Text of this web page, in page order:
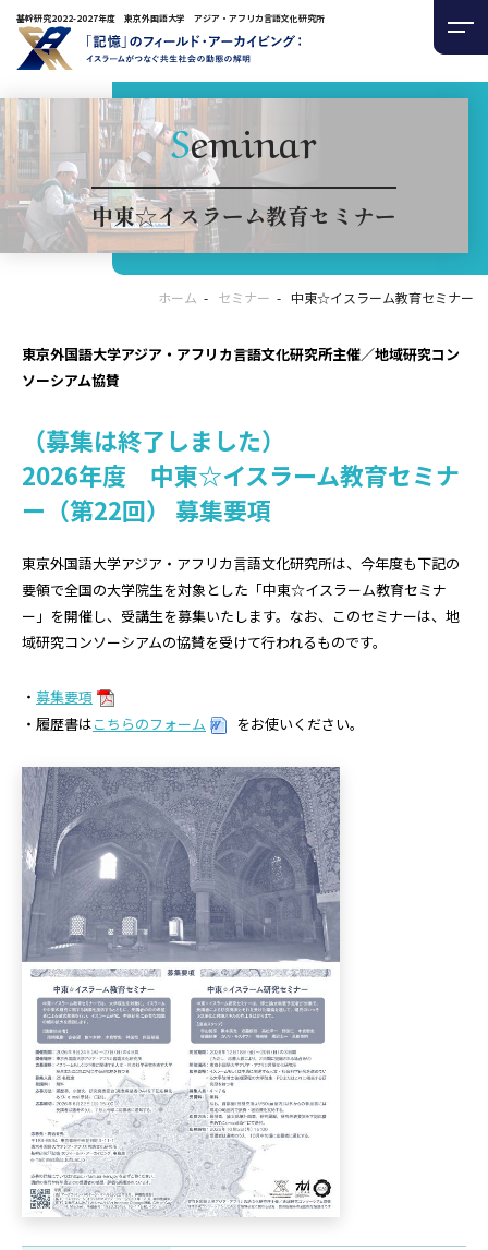
基幹研究2022-2027年度 東京外国語大学 アジア・アフリカ言語文化研究所
Seminar
中東☆イスラーム教育セミナー
ホーム セミナー 中東☆イスラーム教育セミナー
東京外国語大学アジア・アフリカ言語文化研究所主催／地域研究コン
ソーシアム協賛
（募集は終了しました）
2026年度 中東☆イスラーム教育セミナ
ー（第22回） 募集要項
東京外国語大学アジア・アフリカ言語文化研究所は、今年度も下記の
要領で全国の大学院生を対象とした「中東☆イスラーム教育セミナ
ー」を開催し、受講生を募集いたします。なお、このセミナーは、地
域研究コンソーシアムの協賛を受けて行われるものです。
・ 募集要項
・履歴書はこちらのフォーム をお使いください。